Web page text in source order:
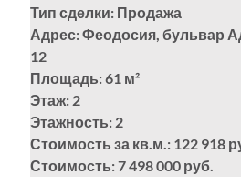
Тип сделки: Продажа
Адрес: Феодосия, бульвар
12
Площадь: 61 м²
Этаж: 2
Этажность: 2
Стоимость за кв.м.: 122 918
Стоимость: 7 498 000 руб.